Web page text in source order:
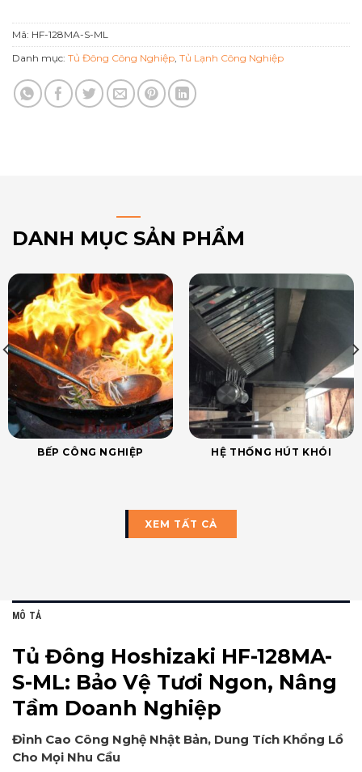
Mã: HF-128MA-S-ML
Danh mục: Tủ Đông Công Nghiệp, Tủ Lạnh Công Nghiệp
DANH MỤC SẢN PHẨM
BẾP CÔNG NGHIỆP HỆ THỐNG HÚT KHÓI
XEM TẤT CẢ
MÔ TẢ
Tủ Đông Hoshizaki HF-128MA-
S-ML: Bảo Vệ Tươi Ngon, Nâng
Tầm Doanh Nghiệp
Đỉnh Cao Công Nghệ Nhật Bản, Dung Tích Khổng Lồ
Cho Mọi Nhu Cầu